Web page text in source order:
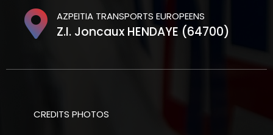
AZPEITIA TRANSPORTS EUROPEENS
Z.I. Joncaux HENDAYE (64700)
CREDITS PHOTOS